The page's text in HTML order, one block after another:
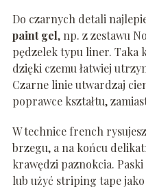
Do czarnych detali
paint gel, np. z zestawu
pędzelek typu liner. Taka
dzięki czemu łatwiej
Czarne linie utwardzaj
poprawce kształtu,
W technice french
brzegu, a na końcu
krawędzi paznokcia.
lub użyć striping tape